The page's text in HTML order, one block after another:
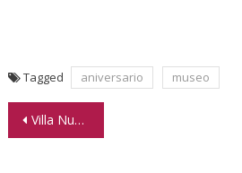
Tagged aniversario museo
Navegación
Villa Nueva y La Provincia en la Época Rosista (1835- 1852)